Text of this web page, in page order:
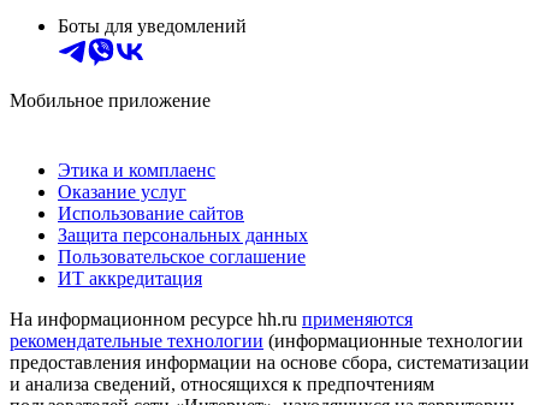
Боты для уведомлений
Мобильное приложение
Этика и комплаенс
Оказание услуг
Использование сайтов
Защита персональных данных
Пользовательское соглашение
ИТ аккредитация
На информационном ресурсе hh.ru применяются
рекомендательные технологии (информационные технологии
предоставления информации на основе сбора, систематизации
и анализа сведений, относящихся к предпочтениям